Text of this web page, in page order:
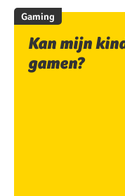
Gaming
Kan mijn
gamen?